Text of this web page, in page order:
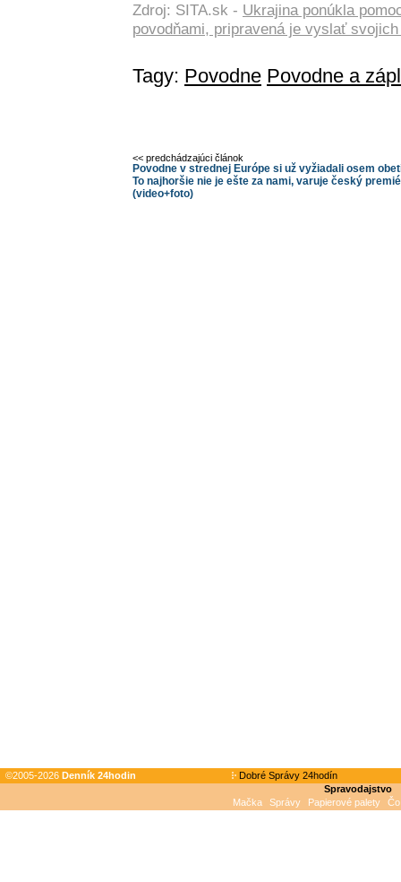
Zdroj: SITA.sk - Ukrajina ponúkla
povodňami, pripravená je vyslať
Tagy: Povodne Povodne a
<< predchádzajúci článok
Povodne v strednej Európe si už vyžiadali osem
To najhoršie nie je ešte za nami, varuje český
(video+foto)
©2005-2026 Denník 24hodin
Dobré Správy 24hodín
Spravodajstvo
Mačka
Správy Papierové palety